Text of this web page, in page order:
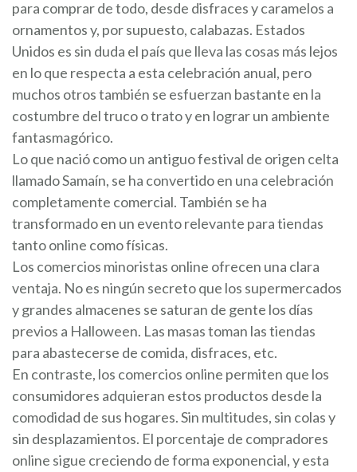
para comprar de todo, desde disfraces y caramelos a
ornamentos y, por supuesto, calabazas. Estados
Unidos es sin duda el país que lleva las cosas más lejos
en lo que respecta a esta celebración anual, pero
muchos otros también se esfuerzan bastante en la
costumbre del truco o trato y en lograr un ambiente
fantasmagórico.
Lo que nació como un antiguo festival de origen celta
llamado Samaín, se ha convertido en una celebración
completamente comercial. También se ha
transformado en un evento relevante para tiendas
tanto online como físicas.
Los comercios minoristas online ofrecen una clara
ventaja. No es ningún secreto que los supermercados
y grandes almacenes se saturan de gente los días
previos a Halloween. Las masas toman las tiendas
para abastecerse de comida, disfraces, etc.
En contraste, los comercios online permiten que los
consumidores adquieran estos productos desde la
comodidad de sus hogares. Sin multitudes, sin colas y
sin desplazamientos. El porcentaje de compradores
online sigue creciendo de forma exponencial, y esta